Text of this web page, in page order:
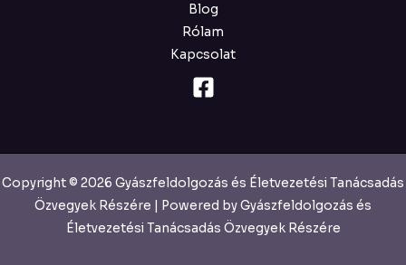
Blog
Rólam
Kapcsolat
Copyright © 2026 Gyászfeldolgozás és Életvezetési Tanácsadás
Özvegyek Részére | Powered by Gyászfeldolgozás és
Életvezetési Tanácsadás Özvegyek Részére